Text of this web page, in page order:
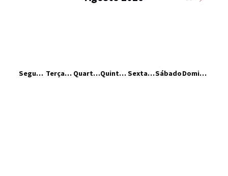
Segunda-feira Terça-feira Quarta-feira Quinta-feira Sexta-feiraSábado Domingo